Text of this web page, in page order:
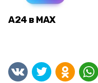
А24 в MAX